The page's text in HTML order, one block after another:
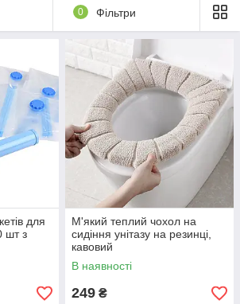
0 Фільтри
для
шт з
М'який теплий чохол на
сидіння унітазу на резинці,
кавовий
В наявності
249 ₴